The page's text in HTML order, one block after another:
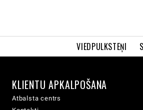
VIEDPULKSTEŅI
KLIENTU APKALPOŠANA
Atbalsta centrs